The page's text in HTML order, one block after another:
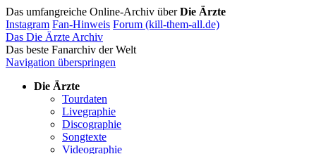
Das umfangreiche Online-Archiv überDie Ärzte
Instagram Fan-Hinweis Forum (kill-them-all.de)
Das Die Ärzte Archiv
Das beste Fanarchiv der Welt
Navigation überspringen
Die Ärzte
Tourdaten
Livegraphie
Discographie
Songtexte
Videographie